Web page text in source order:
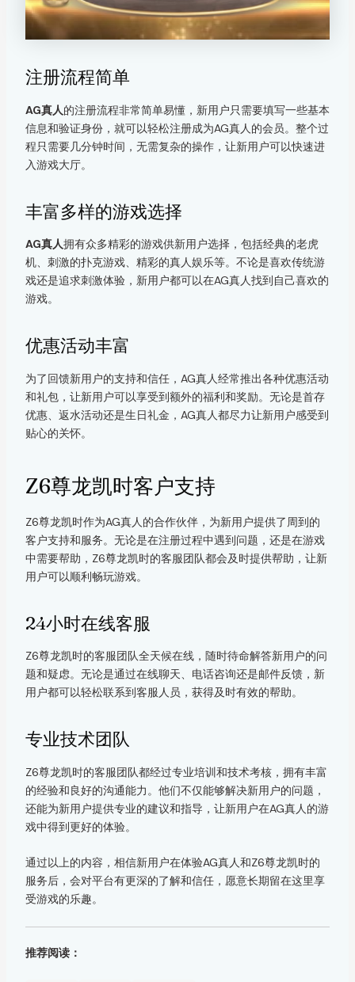
注册流程简单
AG真人的注册流程非常简单易懂，新用户只需要填写一些基本
信息和验证身份，就可以轻松注册成为AG真人的会员。整个过
程只需要几分钟时间，无需复杂的操作，让新用户可以快速进
入游戏大厅。
丰富多样的游戏选择
AG真人拥有众多精彩的游戏供新用户选择，包括经典的老虎
机、刺激的扑克游戏、精彩的真人娱乐等。不论是喜欢传统游
戏还是追求刺激体验，新用户都可以在AG真人找到自己喜欢的
游戏。
优惠活动丰富
为了回馈新用户的支持和信任，AG真人经常推出各种优惠活动
和礼包，让新用户可以享受到额外的福利和奖励。无论是首存
优惠、返水活动还是生日礼金，AG真人都尽力让新用户感受到
贴心的关怀。
Z6尊龙凯时客户支持
Z6尊龙凯时作为AG真人的合作伙伴，为新用户提供了周到的
客户支持和服务。无论是在注册过程中遇到问题，还是在游戏
中需要帮助，Z6尊龙凯时的客服团队都会及时提供帮助，让新
用户可以顺利畅玩游戏。
24小时在线客服
Z6尊龙凯时的客服团队全天候在线，随时待命解答新用户的问
题和疑虑。无论是通过在线聊天、电话咨询还是邮件反馈，新
用户都可以轻松联系到客服人员，获得及时有效的帮助。
专业技术团队
Z6尊龙凯时的客服团队都经过专业培训和技术考核，拥有丰富
的经验和良好的沟通能力。他们不仅能够解决新用户的问题，
还能为新用户提供专业的建议和指导，让新用户在AG真人的游
戏中得到更好的体验。
通过以上的内容，相信新用户在体验AG真人和Z6尊龙凯时的
服务后，会对平台有更深的了解和信任，愿意长期留在这里享
受游戏的乐趣。
推荐阅读：